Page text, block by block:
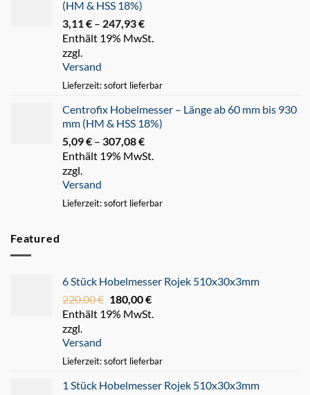
(HM & HSS 18%)
3,11€ – 247,93€
3,11 €
Enthält 19% MwSt.
zzgl.
Versand
Lieferzeit: sofort lieferbar
Centrofix Hobelmesser – Länge ab 60 mm bis 930
mm (HM & HSS 18%)
5,09€ – 307,08€
5,09 €
Enthält 19% MwSt.
zzgl.
Versand
Lieferzeit: sofort lieferbar
Featured
6 Stück Hobelmesser Rojek 510x30x3mm
220,00€ Ursprünglicher
Preis
180,00€Aktueller
Preis
Enthält 19% MwSt.
zzgl.
Versand
Lieferzeit: sofort lieferbar
1 Stück Hobelmesser Rojek 510x30x3mm